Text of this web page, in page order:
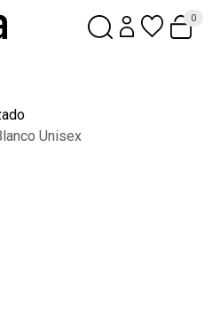
0
Unisex